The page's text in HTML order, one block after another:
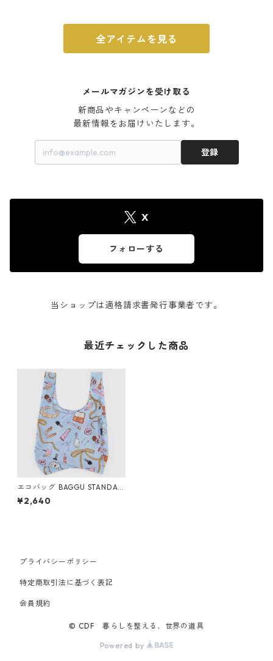
全アイテムを見る
メールマガジンを受け取る
新商品やキャンペーンなどの
最新情報をお届けいたします。
登録
X
フォローする
当ショップは適格請求書発行事業者です。
最近チェックした商品
エコバッグ BAGGU STANDAR
D バグー スタンダードバグゥ
コスメ
¥2,640
プライバシーポリシー
特定商取引法に基づく表記
会員規約
© CDF 暮らしを整える、世界の道具
Powered by